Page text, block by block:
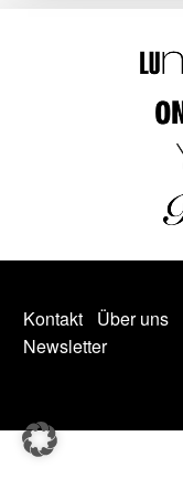
Kontakt Über uns
Newsletter